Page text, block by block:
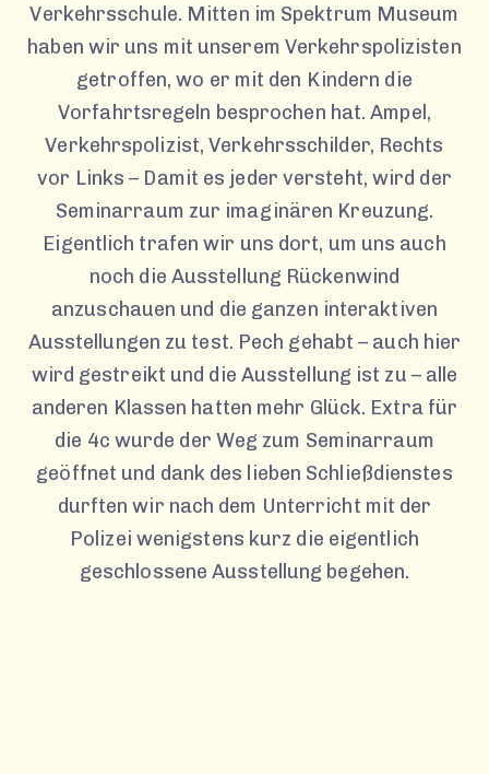
Verkehrsschule. Mitten im Spektrum Museum
haben wir uns mit unserem Verkehrspolizisten
getroffen, wo er mit den Kindern die
Vorfahrtsregeln besprochen hat. Ampel,
Verkehrspolizist, Verkehrsschilder, Rechts
vor Links – Damit es jeder versteht, wird der
Seminarraum zur imaginären Kreuzung.
Eigentlich trafen wir uns dort, um uns auch
noch die Ausstellung Rückenwind
anzuschauen und die ganzen interaktiven
Ausstellungen zu test. Pech gehabt – auch hier
wird gestreikt und die Ausstellung ist zu – alle
anderen Klassen hatten mehr Glück. Extra für
die 4c wurde der Weg zum Seminarraum
geöffnet und dank des lieben Schließdienstes
durften wir nach dem Unterricht mit der
Polizei wenigstens kurz die eigentlich
geschlossene Ausstellung begehen.